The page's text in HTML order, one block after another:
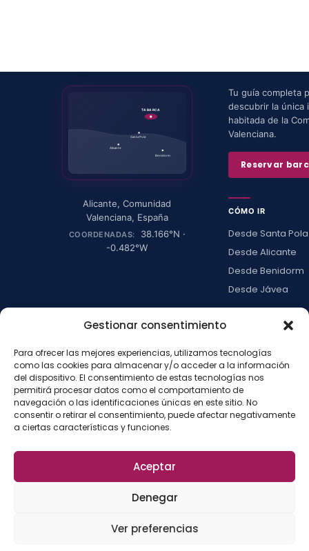
Gestionar consentimiento
Para ofrecer las mejores experiencias, utilizamos tecnologías
como las cookies para almacenar y/o acceder a la información
del dispositivo. El consentimiento de estas tecnologías nos
permitirá procesar datos como el comportamiento de
navegación o las identificaciones únicas en este sitio. No
consentir o retirar el consentimiento, puede afectar negativamente
a ciertas características y funciones.
Aceptar
Denegar
Ver preferencias
TABARCA
Santa Pola
Alicante
Benidorm
Alicante,Comunidad
Valenciana, España
COORDENADAS: 38.166°N ·
-0.482°W
Tu guía completa
descubrir la única
habitada de la
Valenciana.
Reservar
CÓMO IR
Desde Santa Pola
Desde Alicante
Desde Benidorm
Desde Jávea
LA ISLA
Actividades
Blog
Con niños
Press kit
©2026La Isla de
Aviso legal·Privacidad·Cookies·
Configurar cookies